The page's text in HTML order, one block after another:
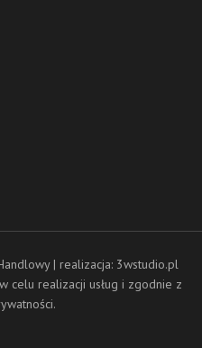
| realizacja: 3wstudio.pl
celu realizacji usług i zgodnie z
.